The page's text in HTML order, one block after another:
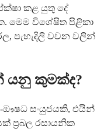
කළ යුතු දේ
මෙම විශේෂිත පිළිකා
පැහැදිලි වචන වලින්
යනු කුමක්ද?
ඖෂධ සංයුජයකි, එයින්
ප්‍රබල රසායනික